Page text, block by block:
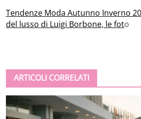
Tendenze Moda Autunno Inverno
del lusso di Luigi Borbone, le foto
ARTICOLI CORRELATI